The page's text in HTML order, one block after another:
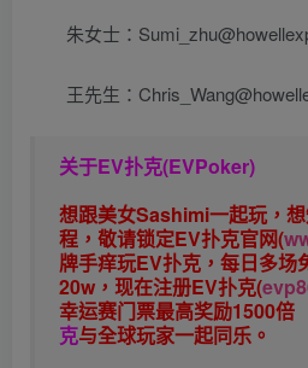
朱女士：
王先生：
关于EV扑克(EVPoker)
想跟美女Sashimi一起玩，
程， 敬请锁定EV扑克官网(
牌手痒玩EV扑克， 每日多场
20w，现在注册EV扑克(
幸运赛门票最高奖励1500倍
克与全球玩家一起同乐。